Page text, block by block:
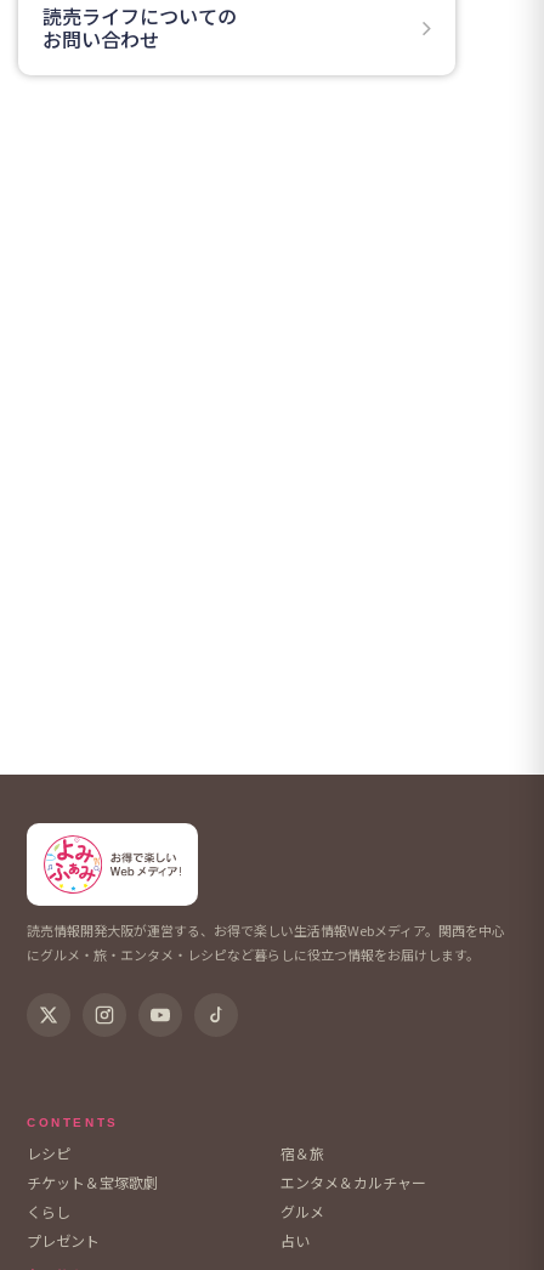
読売ライフについての
お問い合わせ
読売情報開発大阪が運営する、お得で楽しい生活情報Webメディア。関西を中心
にグルメ・旅・エンタメ・レシピなど暮らしに役立つ情報をお届けします。
CONTENTS
レシピ
宿＆旅
チケット＆宝塚歌劇
エンタメ＆カルチャー
くらし
グルメ
プレゼント
占い